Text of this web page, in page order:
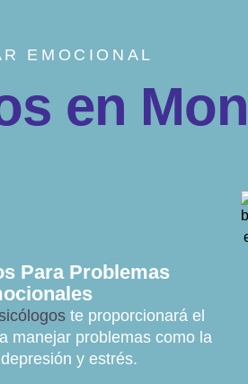
EMOCIONAL
s en Mon
Para Problemas
te proporcionará el
manejar problemas como la
y estrés.